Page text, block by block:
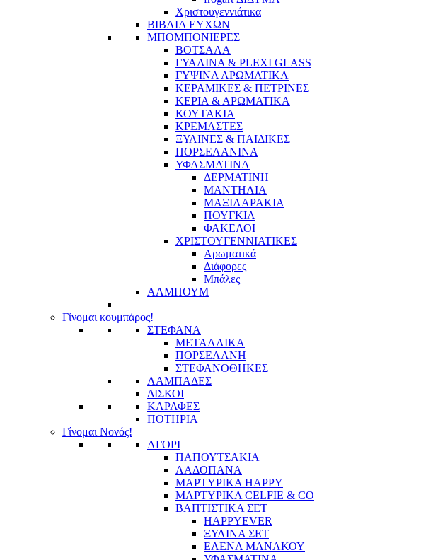
Χριστουγεννιάτικα
ΒΙΒΛΙΑ ΕΥΧΩΝ
ΜΠΟΜΠΟΝΙΕΡΕΣ
ΒΟΤΣΑΛΑ
ΓΥΑΛΙΝΑ & PLEXI GLASS
ΓΥΨΙΝΑ ΑΡΩΜΑΤΙΚΑ
ΚΕΡΑΜΙΚΕΣ & ΠΕΤΡΙΝΕΣ
ΚΕΡΙΑ & ΑΡΩΜΑΤΙΚΑ
ΚΟΥΤΑΚΙΑ
ΚΡΕΜΑΣΤΕΣ
ΞΥΛΙΝΕΣ & ΠΑΙΔΙΚΕΣ
ΠΟΡΣΕΛΑΝΙΝΑ
ΥΦΑΣΜΑΤΙΝA
ΔΕΡΜΑΤΙΝΗ
ΜΑΝΤΗΛΙΑ
ΜΑΞΙΛΑΡΑΚΙΑ
ΠΟΥΓΚΙΑ
ΦΑΚΕΛΟΙ
ΧΡΙΣΤΟΥΓΕΝΝΙΑΤΙΚΕΣ
Αρωματικά
Διάφορες
Μπάλες
ΑΛΜΠΟΥΜ
Γίνομαι κουμπάρος!
ΣΤΕΦΑΝΑ
ΜΕΤΑΛΛΙΚΑ
ΠΟΡΣΕΛΑΝΗ
ΣΤΕΦΑΝΟΘΗΚΕΣ
ΛΑΜΠΑΔΕΣ
ΔΙΣΚΟΙ
ΚΑΡΑΦΕΣ
ΠΟΤΗΡΙΑ
Γίνομαι Νονός!
ΑΓΟΡΙ
ΠΑΠΟΥΤΣΑΚΙΑ
ΛΑΔΟΠΑΝΑ
ΜΑΡΤΥΡΙΚΑ HAPPY
ΜΑΡΤΥΡΙΚΑ CELFIE & CO
ΒΑΠΤΙΣΤΙΚΑ ΣΕΤ
HAPPYEVER
ΞΥΛΙΝΑ ΣΕΤ
ΕΛΕΝΑ ΜΑΝΑΚΟΥ